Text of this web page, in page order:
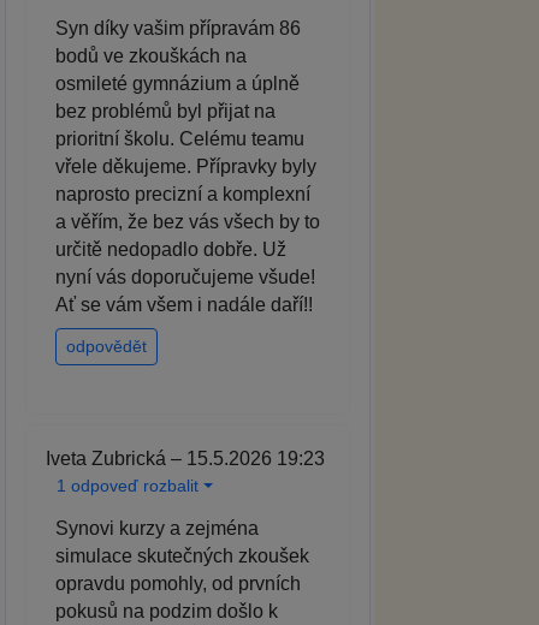
Syn díky vašim přípravám 86
bodů ve zkouškách na
osmileté gymnázium a úplně
bez problémů byl přijat na
prioritní školu. Celému teamu
vřele děkujeme. Přípravky byly
naprosto precizní a komplexní
a věřím, že bez vás všech by to
určitě nedopadlo dobře. Už
nyní vás doporučujeme všude!
Ať se vám všem i nadále daří!!
odpovědět
Iveta Zubrická – 15.5.2026 19:23
1 odpoveď rozbalit
Synovi kurzy a zejména
simulace skutečných zkoušek
opravdu pomohly, od prvních
pokusů na podzim došlo k